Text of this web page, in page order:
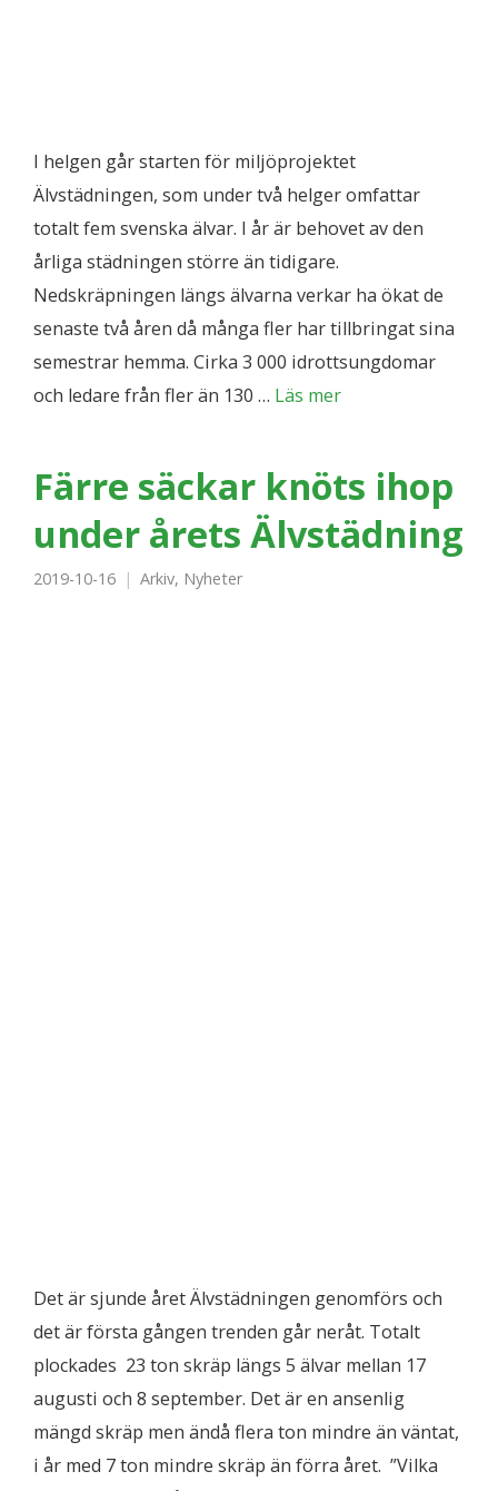
I helgen går starten för miljöprojektet
Älvstädningen, som under två helger omfattar
totalt fem svenska älvar. I år är behovet av den
årliga städningen större än tidigare.
Nedskräpningen längs älvarna verkar ha ökat de
senaste två åren då många fler har tillbringat sina
semestrar hemma. Cirka 3 000 idrottsungdomar
och ledare från fler än 130 … Läs mer
Färre säckar knöts ihop
under årets Älvstädning
2019-10-16 Arkiv, Nyheter
Det är sjunde året Älvstädningen genomförs och
det är första gången trenden går neråt. Totalt
plockades 23 ton skräp längs 5 älvar mellan 17
augusti och 8 september. Det är en ansenlig
mängd skräp men ändå flera ton mindre än väntat,
i år med 7 ton mindre skräp än förra året. ”Vilka